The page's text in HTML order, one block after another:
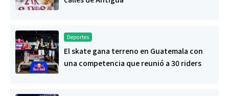
Deportes
El skate gana terreno en Guatemala con
una competencia que reunió a 30 riders